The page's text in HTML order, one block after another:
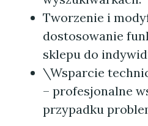
Tworzenie i
dostosowanie
sklepu do
\Wsparcie
– profesjonalne
przypadku